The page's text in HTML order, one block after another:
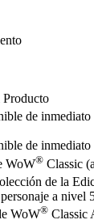
Producto
de
de
WoW® Classic
de la
a
WoW® Classic